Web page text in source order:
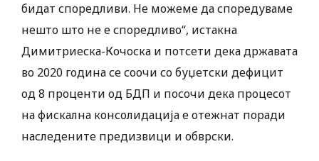
бидат споредливи. Не можеме да споредуваме
нешто што не е споредливо“, истакна
Димитриеска-Кочоска и потсети дека државата
во 2020 година се соочи со буџетски дефицит
од 8 проценти од БДП и посочи дека процесот
на фискална консолидација е отежнат поради
наследените предизвици и обврски.